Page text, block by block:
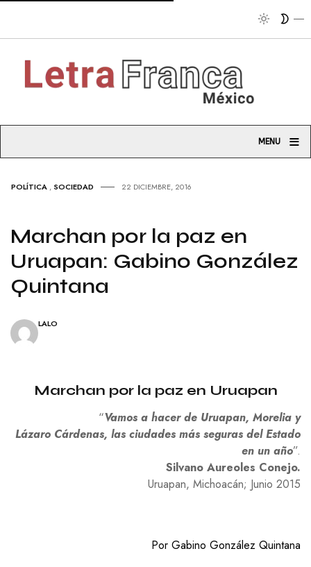
MENU ≡
POLÍTICA , SOCIEDAD 22 DICIEMBRE, 2016
Marchan por la paz en
Uruapan: Gabino González
Quintana
LALO
Marchan por la paz en Uruapan
“Vamos a hacer de Uruapan, Morelia y
Lázaro Cárdenas, las ciudades más seguras del Estado
en un año”.
Silvano Aureoles Conejo.
Uruapan, Michoacán; Junio 2015
Por Gabino González Quintana